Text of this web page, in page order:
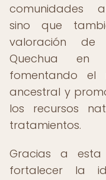
comunidades
sino que
valoración de
Quechua en
fomentando el
ancestral y
los recursos
tratamientos.
Gracias a
fortalecer la